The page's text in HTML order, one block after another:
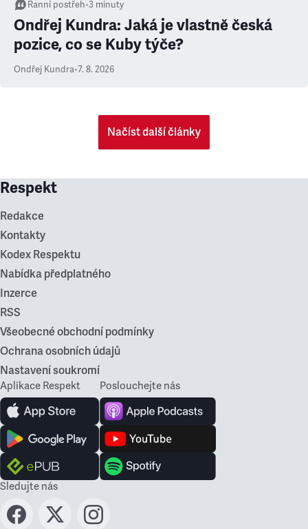
Ranní postřeh•3 minuty
Ondřej Kundra: Jaká je vlastně česká
pozice, co se Kuby týče?
Ondřej Kundra•7. 8. 2026
Načíst další články
Respekt
Redakce
Kontakty
Kodex Respektu
Nabídka předplatného
Inzerce
RSS
Všeobecné obchodní podmínky
Ochrana osobních údajů
Nastavení soukromí
Aplikace Respekt Poslouchejte nás
Sledujte nás